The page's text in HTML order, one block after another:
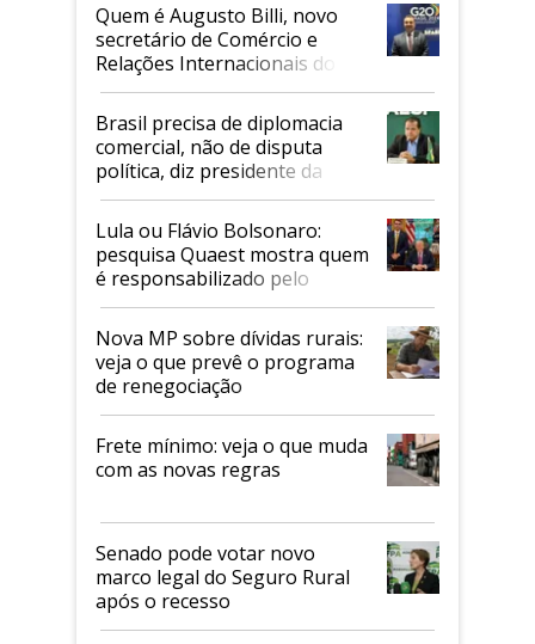
Quem é Augusto Billi, novo
secretário de Comércio e
Relações Internacionais do
Mapa
Brasil precisa de diplomacia
comercial, não de disputa
política, diz presidente da
Faesp
Lula ou Flávio Bolsonaro:
pesquisa Quaest mostra quem
é responsabilizado pelo
tarifaço dos EUA
Nova MP sobre dívidas rurais:
veja o que prevê o programa
de renegociação
Frete mínimo: veja o que muda
com as novas regras
Senado pode votar novo
marco legal do Seguro Rural
após o recesso